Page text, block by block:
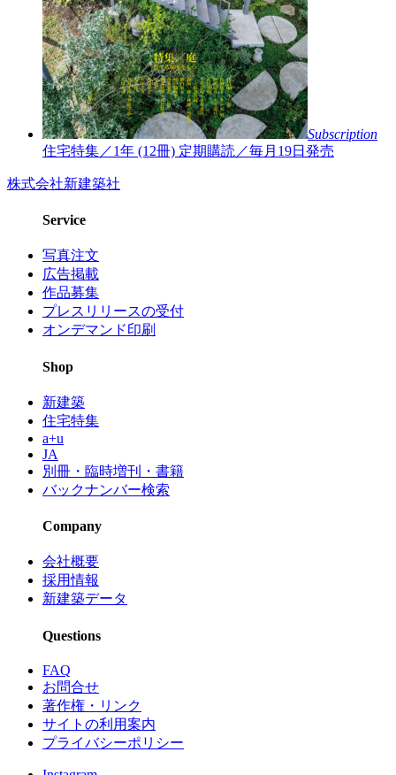
Subscription
住宅特集／1年 (12冊) 定期購読／毎月19日発売
株式会社新建築社
Service
写真注文
広告掲載
作品募集
プレスリリースの受付
オンデマンド印刷
Shop
新建築
住宅特集
a+u
JA
別冊・臨時増刊・書籍
バックナンバー検索
Company
会社概要
採用情報
新建築データ
Questions
FAQ
お問合せ
著作権・リンク
サイトの利用案内
プライバシーポリシー